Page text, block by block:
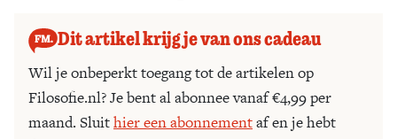
Dit artikel krijg je van ons cadeau
Wil je onbeperkt toegang tot de artikelen op
Filosofie.nl? Je bent al abonnee vanaf €4,99 per
maand. Sluithier een abonnementaf en je hebt